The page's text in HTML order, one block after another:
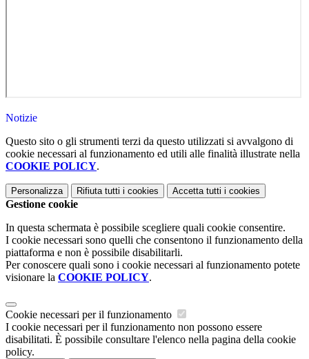
Notizie
Questo sito o gli strumenti terzi da questo utilizzati si avvalgono di
cookie necessari al funzionamento ed utili alle finalità illustrate nella
COOKIE POLICY.
Personalizza Rifiuta tutti i cookies Accetta tutti i cookies
Gestione cookie
In questa schermata è possibile scegliere quali cookie consentire.
I cookie necessari sono quelli che consentono il funzionamento della
piattaforma e non è possibile disabilitarli.
Per conoscere quali sono i cookie necessari al funzionamento potete
visionare la COOKIE POLICY.
Cookie necessari per il funzionamento
I cookie necessari per il funzionamento non possono essere
disabilitati. È possibile consultare l'elenco nella pagina della cookie
policy.